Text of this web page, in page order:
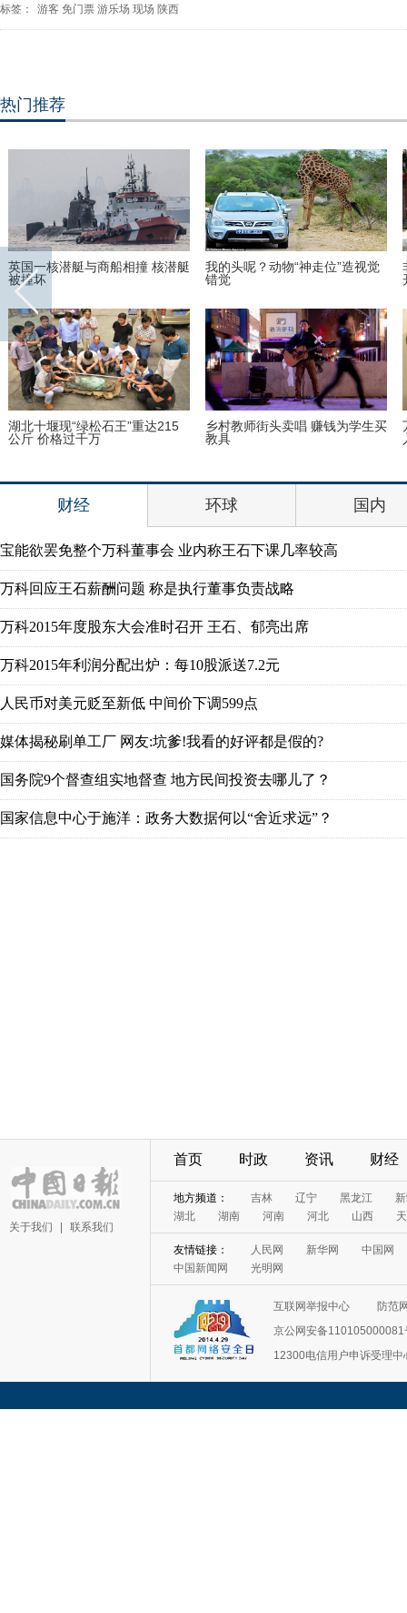
标签： 游客 免门票 游乐场 现场 陕西
热门推荐
英国一核潜艇与商船相撞 核潜艇
被撞坏
我的头呢？动物“神走位”造视觉
错觉
湖北十堰现“绿松石王”重达215
公斤 价格过千万
乡村教师街头卖唱 赚钱为学生买
教具
财经 环球 国内
宝能欲罢免整个万科董事会 业内称王石下课几率较高
万科回应王石薪酬问题 称是执行董事负责战略
万科2015年度股东大会准时召开 王石、郁亮出席
万科2015年利润分配出炉：每10股派送7.2元
人民币对美元贬至新低 中间价下调599点
媒体揭秘刷单工厂 网友:坑爹!我看的好评都是假的?
国务院9个督查组实地督查 地方民间投资去哪儿了？
国家信息中心于施洋：政务大数据何以“舍近求远”？
关于我们 联系我们
首页 时政 资讯 财经
地方频道： 吉林 辽宁 黑龙江
湖北
湖南 河南 河北 山西
友情链接： 人民网 新华网
中国网
中国新闻网
光明网
互联网举报中心
防范
京公网安备110105000081
12300电信用户申诉受理中